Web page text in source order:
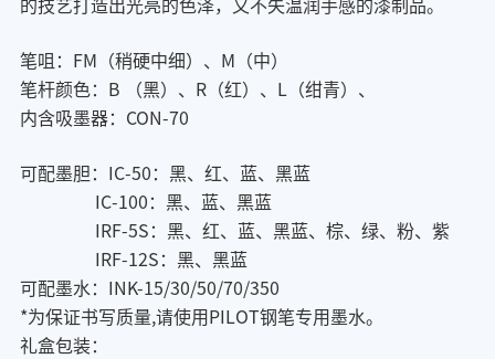
笔咀：FM（稍硬中细）、M（中）
笔杆颜色：B （黑）、R（红）、 L（绀青）、
内含吸墨器：CON-70
可配墨胆：IC-50：黑、红、蓝、黑蓝
IC-100：黑、蓝、黑蓝
IRF-5S：黑、红、蓝、黑蓝、棕、绿、粉、紫
IRF-12S：黑、黑蓝
可配墨水：INK-15/30/50/70/350
*为保证书写质量,请使用PILOT钢笔专用墨水。
礼盒包装：